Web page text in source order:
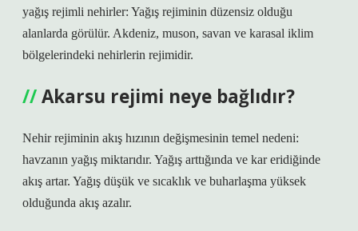
yağış rejimli nehirler: Yağış rejiminin düzensiz olduğu
alanlarda görülür. Akdeniz, muson, savan ve karasal iklim
bölgelerindeki nehirlerin rejimidir.
Akarsu rejimi neye bağlıdır?
Nehir rejiminin akış hızının değişmesinin temel nedeni:
havzanın yağış miktarıdır. Yağış arttığında ve kar eridiğinde
akış artar. Yağış düşük ve sıcaklık ve buharlaşma yüksek
olduğunda akış azalır.